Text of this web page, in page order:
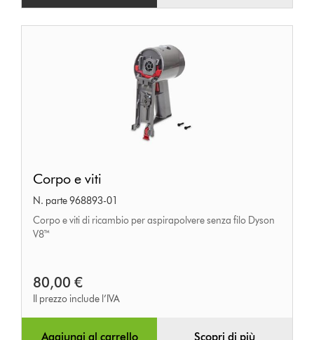
e
viti
Corpo e viti
N. parte 968893-01
Corpo e viti di ricambio per aspirapolvere senza filo Dyson
V8™
80,00 €
Il prezzo include l’IVA
Aggiungi al carrello Scopri di più